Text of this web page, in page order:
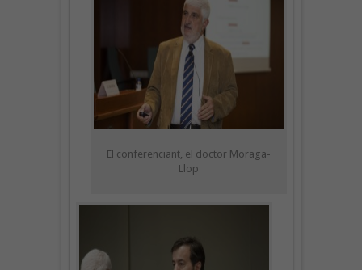
El conferenciant, el doctor Moraga-
Llop